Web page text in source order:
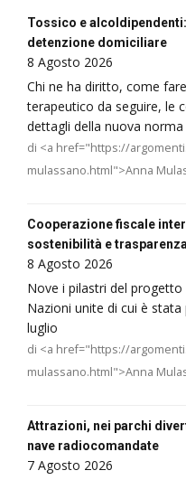
Tossico e
detenzione domiciliare
8 Agosto 2026
Chi ne ha diritto, come
terapeutico da seguire, le
dettagli della nuova norma
di <a href="https://
mulassano.html">Anna
Cooperazione fiscale
sostenibilità e
8 Agosto 2026
Nove i pilastri del
Nazioni unite di cui è
luglio
di <a href="https://
mulassano.html">Anna
Attrazioni, nei parchi
nave radiocomandate
7 Agosto 2026